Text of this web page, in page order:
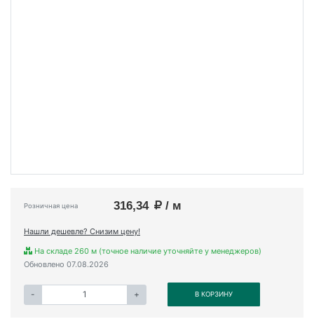
Розничная цена 316,34 / м
Нашли дешевле? Снизим цену!
На складе 260 м (точное наличие уточняйте у менеджеров)
Обновлено 07.08.2026
- + В КОРЗИНУ